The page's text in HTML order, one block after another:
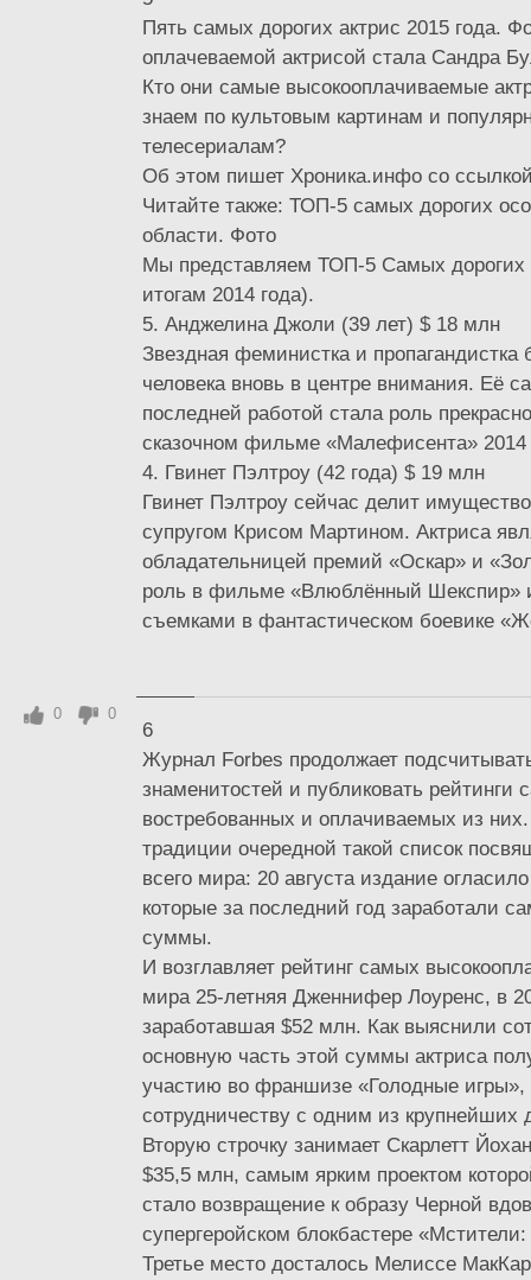
Пять самых дорогих актрис 2015 года.
оплачеваемой актрисой стала Сандра
Кто они самые высокооплачиваемые
знаем по культовым картинам и
телесериалам?
Об этом пишет Хроника.инфо со
Читайте также: ТОП-5 самых дорогих
области. Фото
Мы представляем ТОП-5 Самых дорогих
итогам 2014 года).
5. Анджелина Джоли (39 лет) $ 18 млн
Звездная феминистка и пропагандистка
человека вновь в центре внимания. Её
последней работой стала роль
сказочном фильме «Малефисента» 2014
4. Гвинет Пэлтроу (42 года) $ 19 млн
Гвинет Пэлтроу сейчас делит
супругом Крисом Мартином. Актриса
обладательницей премий «Оскар» и
роль в фильме «Влюблённый Шекспир»
съемками в фантастическом боевике
6
Журнал Forbes продолжает
знаменитостей и публиковать рейтинги
востребованных и оплачиваемых из них.
традиции очередной такой список
всего мира: 20 августа издание
которые за последний год заработали
суммы.
И возглавляет рейтинг самых
мира 25-летняя Дженнифер Лоуренс, в
заработавшая $52 млн. Как выяснили
основную часть этой суммы актриса
участию во франшизе «Голодные игры»,
сотрудничеству с одним из
Вторую строчку занимает Скарлетт
$35,5 млн, самым ярким проектом
стало возвращение к образу Черной
супергеройском блокбастере
Третье место досталось Мелиссе
0 0